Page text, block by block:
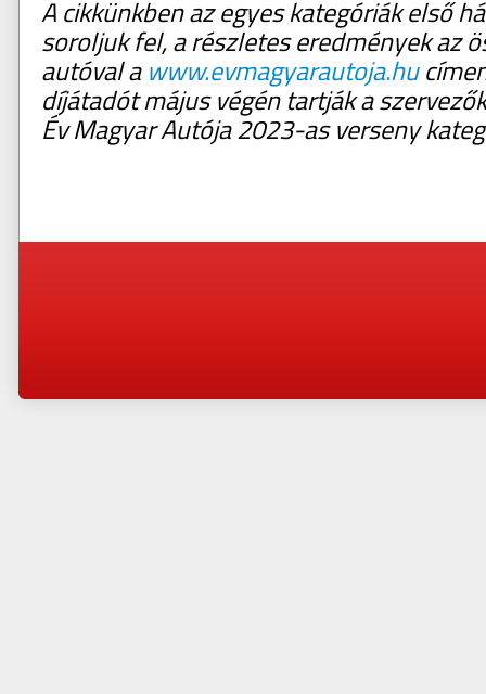
A cikkünkben az egyes kategóriák első
soroljuk fel, a részletes eredmények az
autóval awww.evmagyarautoja.hu
díjátadót május végén tartják a
Év Magyar Autója 2023-as verseny